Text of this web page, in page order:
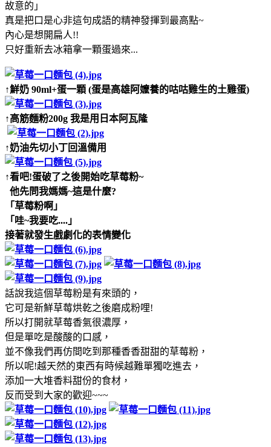
故意的」
真是把口是心非這句成語的精神發揮到最高點~
內心是想開扁人!!
只好重新去冰箱拿一顆蛋過來...
↑鮮奶 90ml+蛋一顆 (蛋是高雄阿嬤養的咕咕雞生的土雞蛋)
↑高筋麵粉200g 我是用日本阿瓦隆
↑奶油先切小丁回溫備用
↑看吧!蛋破了之後開始吃草莓粉~
他先問我媽媽~這是什麼?
「草莓粉啊」
「哇~我要吃....」
接著就發生戲劇化的表情變化
話說我這個草莓粉是有來頭的，
它可是新鮮草莓烘乾之後磨成粉哩!
所以打開就草莓香氣很濃厚，
但是單吃是酸酸的口感，
並不像我們再仿間吃到那種香香甜甜的草莓粉，
所以呢!越天然的東西有時候越難單獨吃進去，
添加一大堆香料甜份的食材，
反而受到大家的歡迎~~~